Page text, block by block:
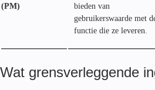
(PM)
bieden van
gebruikerswaarde met
functie die ze leveren.
Wat grensverleggende